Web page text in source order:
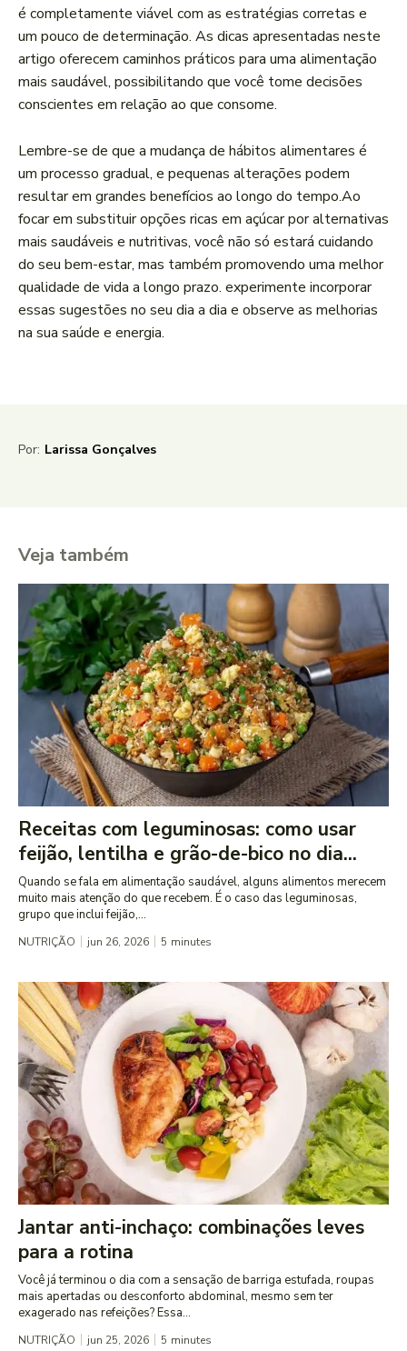
é completamente viável com as estratégias corretas e
um pouco ⁤de determinação. As dicas apresentadas neste
artigo oferecem caminhos práticos para uma alimentação
mais saudável, possibilitando que você tome decisões
conscientes em relação ao que consome.
Lembre-se de que⁤ a mudança de hábitos alimentares é
um processo gradual, e pequenas alterações podem
resultar em ‌grandes benefícios ao longo do tempo.Ao
focar em substituir opções⁢ ricas ​em⁣ açúcar por alternativas
mais saudáveis e nutritivas, você ⁤não só estará cuidando
do seu bem-estar, mas também promovendo uma‍ melhor
qualidade de vida a longo prazo. experimente incorporar
essas sugestões no seu dia a dia e observe as ‍melhorias
na sua saúde ‌e energia.
Por: Larissa Gonçalves
Veja também
Receitas com leguminosas: como usar
feijão, lentilha e grão-de-bico no dia...
Quando se fala em alimentação saudável, alguns alimentos merecem
muito mais atenção do que recebem. É o caso das leguminosas,
grupo que inclui feijão,...
NUTRIÇÃO jun 26, 2026 5 minutes
Jantar anti-inchaço: combinações leves
para a rotina
Você já terminou o dia com a sensação de barriga estufada, roupas
mais apertadas ou desconforto abdominal, mesmo sem ter
exagerado nas refeições? Essa...
NUTRIÇÃO jun 25, 2026 5 minutes